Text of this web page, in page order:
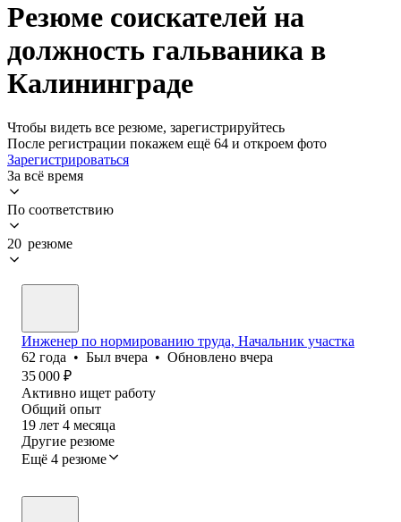
Резюме соискателей на
должность гальваника в
Калининграде
Чтобы видеть все резюме, зарегистрируйтесь
После регистрации покажем ещё 64 и откроем фото
Зарегистрироваться
За всё время
По соответствию
20 резюме
Инженер по нормированию труда, Начальник участка
62 года • Был вчера • Обновлено вчера
35 000 ₽
Активно ищет работу
Общий опыт
19 лет 4 месяца
Другие резюме
Ещё 4 резюме